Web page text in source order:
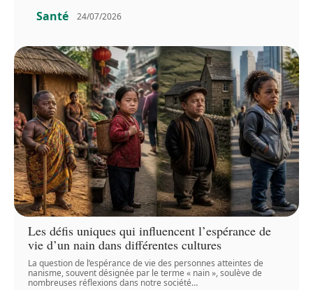
Santé 24/07/2026
Les défis uniques qui influencent l’espérance de
vie d’un nain dans différentes cultures
La question de l’espérance de vie des personnes atteintes de
nanisme, souvent désignée par le terme « nain », soulève de
nombreuses réflexions dans notre société…